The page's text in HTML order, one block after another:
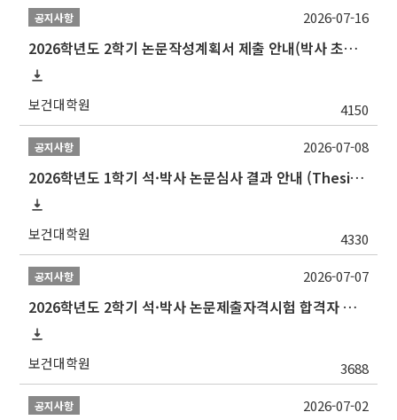
공지사항
2026학년도 2학기 논문작성계획서 제출 안내(박사 초심 일정 포함)_Thesis Proposal
보건대학원 4150
2026-07-16
공지사항
2026학년도 1학기 석·박사 논문심사 결과 안내 (Thesis Defense Result)
보건대학원 4330
2026-07-08
공지사항
2026학년도 2학기 석·박사 논문제출자격시험 합격자 공고(TSQ Exam Result)
보건대학원 3688
2026-07-07
공지사항 2026-07-02